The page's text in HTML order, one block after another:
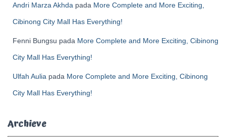
Andri Marza Akhda pada More Complete and More Exciting,
Cibinong City Mall Has Everything!
Fenni Bungsu pada More Complete and More Exciting, Cibinong
City Mall Has Everything!
Ulfah Aulia pada More Complete and More Exciting, Cibinong
City Mall Has Everything!
Archieve